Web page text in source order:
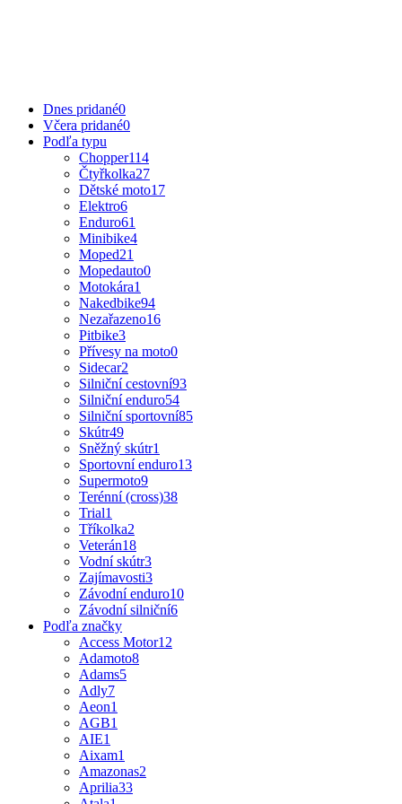
Dnes pridané0
Včera pridané0
Podľa typu
Chopper114
Čtyřkolka27
Dětské moto17
Elektro6
Enduro61
Minibike4
Moped21
Mopedauto0
Motokára1
Nakedbike94
Nezařazeno16
Pitbike3
Přívesy na moto0
Sidecar2
Silniční cestovní93
Silniční enduro54
Silniční sportovní85
Skútr49
Sněžný skútr1
Sportovní enduro13
Supermoto9
Terénní (cross)38
Trial1
Tříkolka2
Veterán18
Vodní skútr3
Zajímavosti3
Závodní enduro10
Závodní silniční6
Podľa značky
Access Motor12
Adamoto8
Adams5
Adly7
Aeon1
AGB1
AIE1
Aixam1
Amazonas2
Aprilia33